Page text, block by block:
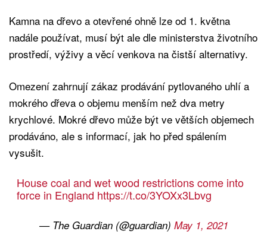
Kamna na dřevo a otevřené ohně lze od 1. května
nadále používat, musí být ale dle ministerstva životního
prostředí, výživy a věcí venkova na čistší alternativy.
Omezení zahrnují zákaz prodávání pytlovaného uhlí a
mokrého dřeva o objemu menším než dva metry
krychlové. Mokré dřevo může být ve větších objemech
prodáváno, ale s informací, jak ho před spálením
vysušit.
House coal and wet wood restrictions come into
force in England https://t.co/3YOXx3Lbvg
— The Guardian (@guardian) May 1, 2021